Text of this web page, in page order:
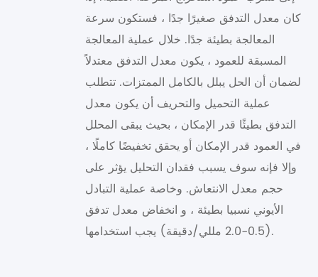
كان معدل التدفق صغيرًا جدًا ، فستكون سرعة
المعالجة بطيئة جدًا. خلال عملية المعالجة
المسبقة للعمود ، يكون معدل التدفق معتدلاً
لضمان أن الحل يبلل بالكامل الممتزات. تتطلب
عملية التحميل والتحريف أن يكون معدل
التدفق بطيئًا قدر الإمكان ، بحيث يبقى المحلل
في العمود قدر الإمكان أو يحقق تخفيضًا كاملًا ،
وإلا فإنه سوف يسبب فقدان التحليل يؤثر على
حجم معدل الانتعاش. وخاصة عملية التبادل
الأيوني نسبيا بطيئة ، و انخفاض معدل تدفق
(0.5-2.0 مللي/دقيقة) يجب استخدامها.